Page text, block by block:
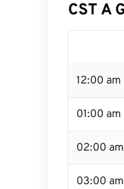
CST A
12:00
01:00 am
02:00
03:00